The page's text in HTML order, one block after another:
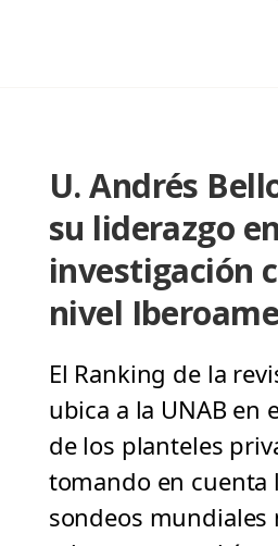
U. Andrés
su liderazgo en
investigación
nivel
El Ranking de la
ubica a la UNAB en
de los planteles
tomando en cuenta
sondeos mundiales